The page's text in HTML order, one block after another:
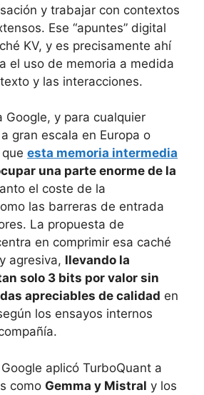
y trabajar con contextos
Ese “apuntes” digital
KV, y es precisamente ahí
el uso de memoria a medida
y las interacciones.
Google, y para cualquier
gran escala en Europa o
esta memoria intermedia
una parte enorme de la
el coste de la
las barreras de entrada
La propuesta de
en comprimir esa caché
agresiva, llevando la
solo 3 bits por valor sin
apreciables de calidad en
los ensayos internos
aplicó TurboQuant a
como Gemma y Mistral y los